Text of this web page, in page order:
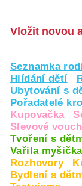
Vložit novou
Seznamka
Hlídání dětí
Ubytování s
Pořadatelé
Kupovačka
Slevové
Tvoření s
Vařila
Rozhovory
Bydlení s